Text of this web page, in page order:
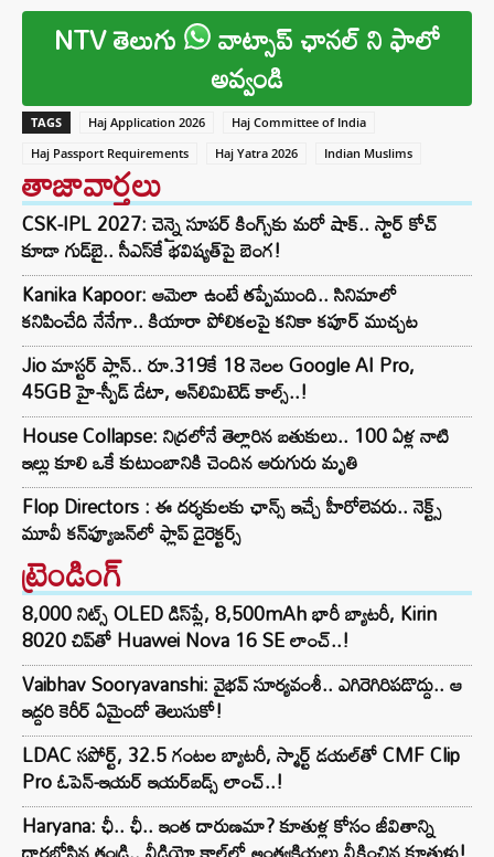
NTV తెలుగు వాట్సాప్ ఛానల్ ని ఫాలో
అవ్వండి
TAGS Haj Application 2026
Haj Committee of India
Haj Passport Requirements
Haj Yatra 2026 Indian Muslims
తాజావార్తలు
CSK-IPL 2027: చెన్నై సూపర్ కింగ్స్‌కు మరో షాక్.. స్టార్ కోచ్
కూడా గుడ్‌బై.. సీఎస్‌కే భవిష్యత్‌పై బెంగ!
Kanika Kapoor: ఆమెలా ఉంటే తప్పేముంది.. సినిమాలో
కనిపించేది నేనేగా.. కియారా పోలికలపై కనికా కపూర్ ముచ్చట
Jio మాస్టర్ ప్లాన్.. రూ.319కే 18 నెలల Google AI Pro,
45GB హై-స్పీడ్ డేటా, అన్⁭లిమిటెడ్ కాల్స్..!
House Collapse: నిద్రలోనే తెల్లారిన బతుకులు.. 100 ఏళ్ల నాటి
ఇల్లు కూలి ఒకే కుటుంబానికి చెందిన ఆరుగురు మృతి
Flop Directors : ఈ దర్శకులకు ఛాన్స్ ఇచ్చే హీరోలెవరు.. నెక్ట్స్‌
మూవీ కన్‌ఫ్యూజన్‌లో ఫ్లాప్‌ డైరెక్టర్స్‌
ట్రెండింగ్‌
8,000 నిట్స్ OLED డిస్‌ప్లే, 8,500mAh భారీ బ్యాటరీ, Kirin
8020 చిప్‌తో Huawei Nova 16 SE లాంచ్..!
Vaibhav Sooryavanshi: వైభవ్ సూర్యవంశీ.. ఎగిరెగిరిపడొద్దు.. ఆ
ఇద్దరి కెరీర్ ఏమైందో తెలుసుకో!
LDAC సపోర్ట్, 32.5 గంటల బ్యాటరీ, స్మార్ట్ డయల్‌తో CMF Clip
Pro ఓపెన్-ఇయర్ ఇయర్‌బడ్స్ లాంచ్..!
Haryana: ఛీ.. ఛీ.. ఇంత దారుణమా? కూతుళ్ల కోసం జీవితాన్ని